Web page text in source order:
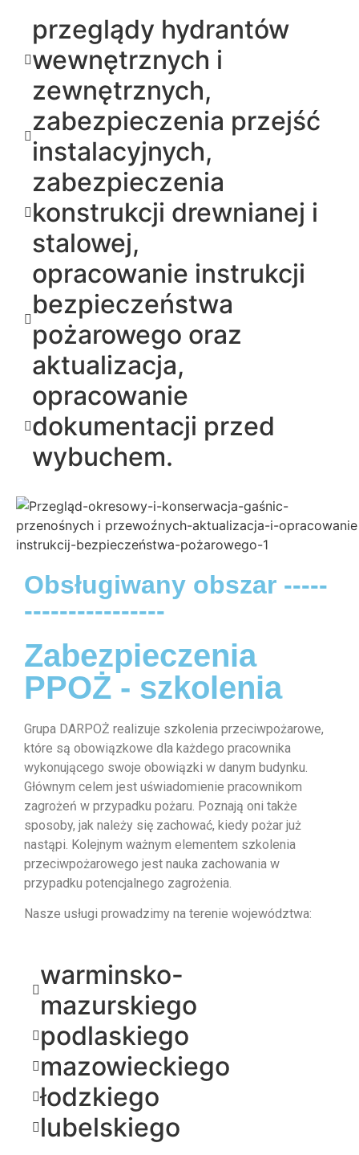
przeglądy hydrantów
wewnętrznych i
zewnętrznych,
zabezpieczenia przejść
instalacyjnych,
zabezpieczenia
konstrukcji drewnianej i
stalowej,
opracowanie instrukcji
bezpieczeństwa
pożarowego oraz
aktualizacja,
opracowanie
dokumentacji przed
wybuchem.
Obsługiwany obszar -----
----------------
Zabezpieczenia
PPOŻ - szkolenia
Grupa DARPOŻ realizuje szkolenia przeciwpożarowe,
które są obowiązkowe dla każdego pracownika
wykonującego swoje obowiązki w danym budynku.
Głównym celem jest uświadomienie pracownikom
zagrożeń w przypadku pożaru. Poznają oni także
sposoby, jak należy się zachować, kiedy pożar już
nastąpi. Kolejnym ważnym elementem szkolenia
przeciwpożarowego jest nauka zachowania w
przypadku potencjalnego zagrożenia.
Nasze usługi prowadzimy na terenie województwa:
warminsko-
mazurskiego
podlaskiego
mazowieckiego
łodzkiego
lubelskiego